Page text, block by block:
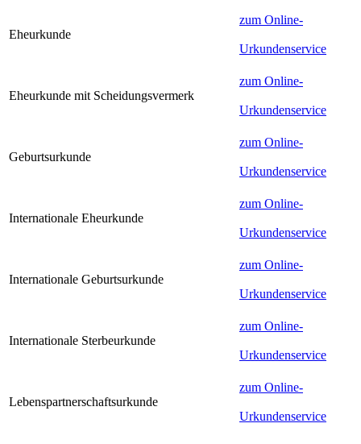
Eheurkunde
zum Online-
Urkundenservice
Eheurkunde mit Scheidungsvermerk
zum Online-
Urkundenservice
Geburtsurkunde
zum Online-
Urkundenservice
Internationale Eheurkunde
zum Online-
Urkundenservice
Internationale Geburtsurkunde
zum Online-
Urkundenservice
Internationale Sterbeurkunde
zum Online-
Urkundenservice
Lebenspartnerschaftsurkunde
zum Online-
Urkundenservice